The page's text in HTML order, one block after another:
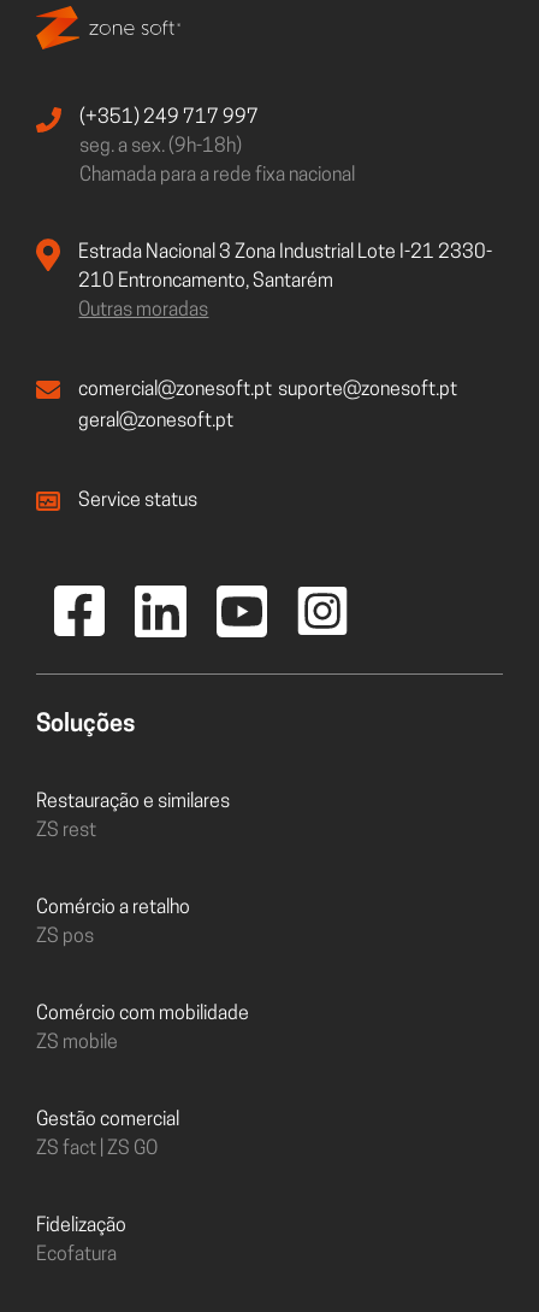
(+351) 249 717 997
seg. a sex. (9h-18h)
Chamada para a rede fixa nacional
Estrada Nacional 3 Zona Industrial Lote I-21 2330-
210 Entroncamento, Santarém
Outras moradas
comercial@zonesoft.pt suporte@zonesoft.pt
geral@zonesoft.pt
Service status
Soluções
Restauração e similares
ZS rest
Comércio a retalho
ZS pos
Comércio com mobilidade
ZS mobile
Gestão comercial
ZS fact | ZS GO
Fidelização
Ecofatura